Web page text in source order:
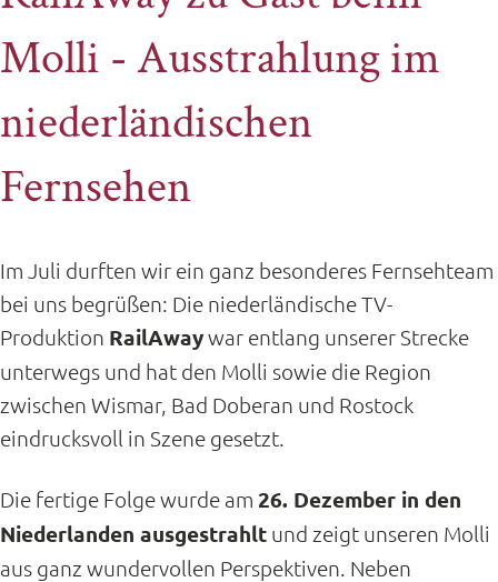
Molli - Ausstrahlung im
niederländischen
Fernsehen
Im Juli durften wir ein ganz besonderes Fernsehteam
bei uns begrüßen: Die niederländische TV-
Produktion RailAwaywar entlang unserer Strecke
unterwegs und hat den Molli sowie die Region
zwischen Wismar, Bad Doberan und Rostock
eindrucksvoll in Szene gesetzt.
Die fertige Folge wurde am 26. Dezember in den
Niederlanden ausgestrahlt und zeigt unseren Molli
aus ganz wundervollen Perspektiven. Neben